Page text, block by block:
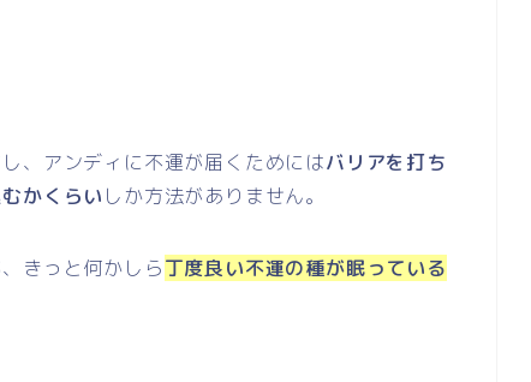
、アンディに不運が届くためにはバリアを打ち
かくらい しか方法がありません。
きっと何かしら丁度良い不運の種が眠っている